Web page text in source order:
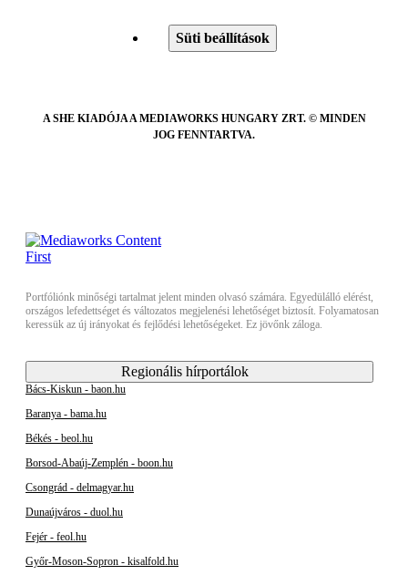
Süti beállítások
A SHE KIADÓJA A MEDIAWORKS HUNGARY ZRT. © MINDEN
JOG FENNTARTVA.
Portfóliónk minőségi tartalmat jelent minden olvasó számára. Egyedülálló elérést,
országos lefedettséget és változatos megjelenési lehetőséget biztosít. Folyamatosan
keressük az új irányokat és fejlődési lehetőségeket. Ez jövőnk záloga.
Regionális hírportálok
Bács-Kiskun - baon.hu
Baranya - bama.hu
Békés - beol.hu
Borsod-Abaúj-Zemplén - boon.hu
Csongrád - delmagyar.hu
Dunaújváros - duol.hu
Fejér - feol.hu
Győr-Moson-Sopron - kisalfold.hu